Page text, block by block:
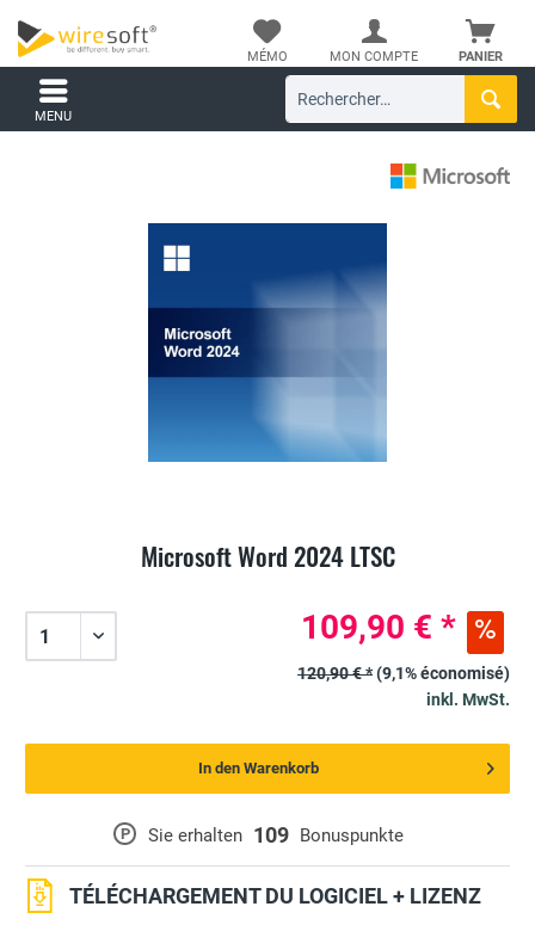
PANIER
MÉMO MON COMPTE
MENU
Microsoft Word 2024 LTSC
P Sie erhalten 109 Bonuspunkte
TÉLÉCHARGEMENT DU LOGICIEL + LIZENZ
109,90 € *
120,90 € *(9,1% économisé)
inkl. MwSt.
In den Warenkorb